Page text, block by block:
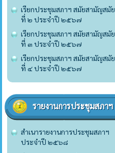
เรียกประชุมสภาฯ สมัยสามัญสมัย
ที่ ๒ ประจำปี ๒๕๖๗
เรียกประชุมสภาฯ สมัยสามัญสมัย
ที่ ๓ ประจำปี ๒๕๖๗
เรียกประชุมสภาฯ สมัยสามัญสมัย
ที่ ๔ ประจำปี ๒๕๖๗
รายงานการประชุมสภาฯ
สำเนารายงานการประชุมสภาฯ
ประจำปี ๒๕๖๘